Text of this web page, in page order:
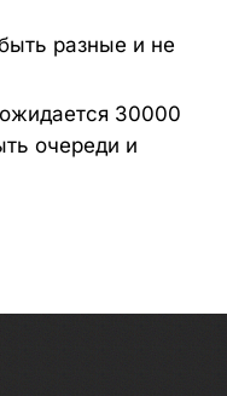
разные и не
30000
очереди и